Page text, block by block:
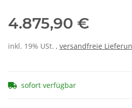
4.875,90 €
inkl. 19% USt. , versandfreie
sofort verfügbar